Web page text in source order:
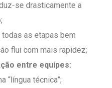
se drasticamente a
todas as etapas bem
flui com mais rapidez;
entre equipes:
“língua técnica”;